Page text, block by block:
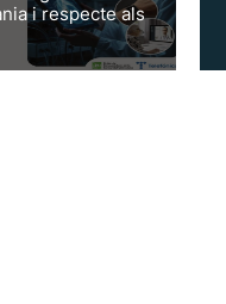
i respecte als